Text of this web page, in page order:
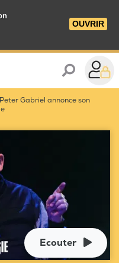
OUVRIR
Peter Gabriel annonce son
Ecouter